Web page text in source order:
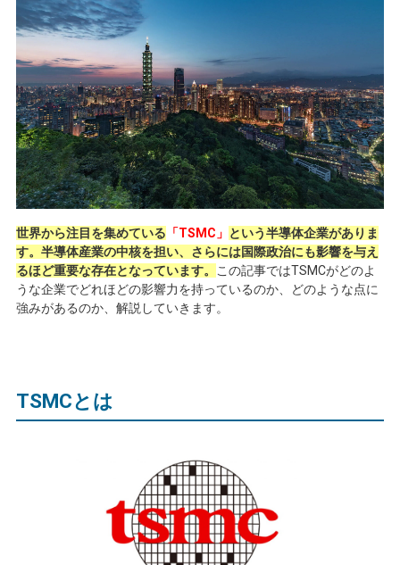
世界から注目を集めている 「TSMC」 という半導体企業がありま
す。半導体産業の中核を担い、さらには国際政治にも影響を与え
るほど重要な存在となっています。
この記事ではTSMCがどのよ
うな企業でどれほどの影響力を持っているのか、どのような点に
強みがあるのか、解説していきます。
TSMCとは